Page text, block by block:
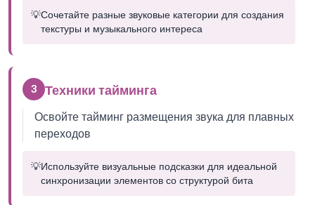
💡Сочетайте разные звуковые категории для создания
текстуры и музыкального интереса
3 Техники тайминга
Освойте тайминг размещения звука для плавных
переходов
💡Используйте визуальные подсказки для идеальной
синхронизации элементов со структурой бита